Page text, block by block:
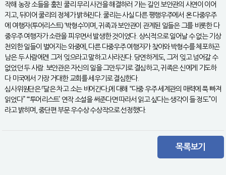
작해 농장 소들을 훔친 쿨리 무리 사건을 해결하러 가는 길인 보안관의 사연이 이어
지고, 뒤이어 쿨리의 정체가 밝혀진다. 쿨리는 사실 다른 평행우주에서 온 다중우주
에 여행자(투어리스트) ‘박형수’이며, 귀족과 보안관이 관계된 일들은 그를 비롯한 다
중우주 여행자가 소란을 피우면서 발생한 것이었다. 상식적으로 일어날 수 없는 기상
천외한 일들이 벌어지는 와중에, 다른 다중우주 여행자가 찾아와 박형수를 체포하곤
남은 두 사람에겐 그저 잊으라고 말하고 사라진다. 당연하게도, 그저 잊고 넘어갈 수
없었던 두 사람. 보안관은 자신의 일을 그만두기로 결심하고, 귀족은 신에게 기도하
다 미국에서 가장 거대한 교회를 세우기로 결심한다.
심사위원단은 「달은 차고 소는 비어간다」에 대해 “다중 우주 세계관의 매력에 푹 빠져
읽었다” “‘투어리스트’ 연작 소설을 써준다면 따라서 읽고 싶다는 생각이 들 정도”이
라고 밝히며, 중단편 부문 우수상 수상작으로 선정했다.
목록보기